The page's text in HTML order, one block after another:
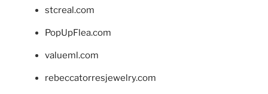
stcreal.com
PopUpFlea.com
valueml.com
rebeccatorresjewelry.com